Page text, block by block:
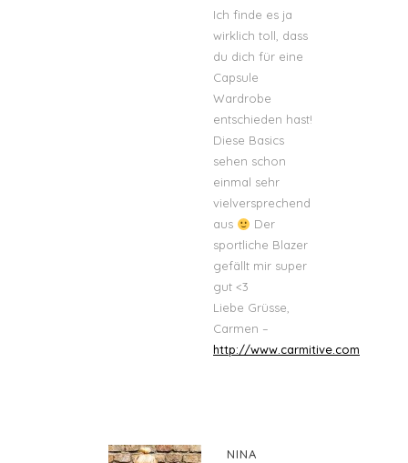
Ich finde es ja
wirklich toll, dass
du dich für eine
Capsule
Wardrobe
entschieden hast!
Diese Basics
sehen schon
einmal sehr
vielversprechend
aus
Der
sportliche Blazer
gefällt mir super
gut <3
Liebe Grüsse,
Carmen –
http://www.carmitive.com
NINA